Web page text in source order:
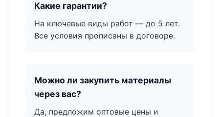
Какие гарантии?
На ключевые виды работ — до 5 лет.
Все условия прописаны в договоре.
Можно ли закупить материалы
через вас?
Да, предложим оптовые цены и